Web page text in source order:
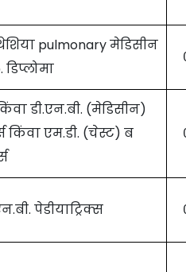
pulmonary मेडिसीन
डी.एन.बी. (मेडिसीन)
किंवा एम.डी. (चेस्ट) ब
पेडीयाट्रिक्स